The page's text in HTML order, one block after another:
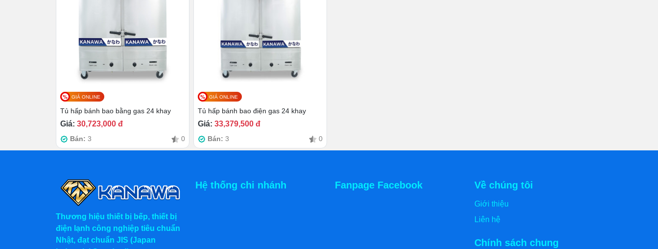
GIÁ ONLINE
Tủ hấp bánh bao bằng gas 24 khay
Giá: 30,723,000 đ
Bán: 3 0
GIÁ ONLINE
Tủ hấp bánh bao điện gas 24 khay
Giá: 33,379,500 đ
Bán: 3 0
Thương hiệu thiết bị bếp, thiết bị
điện lạnh công nghiệp tiêu chuẩn
Nhật, đạt chuẩn JIS (Japan
Hệ thống chi nhánh Fanpage Facebook Về chúng tôi
Giới thiệu
Liên hệ
Chính sách chung